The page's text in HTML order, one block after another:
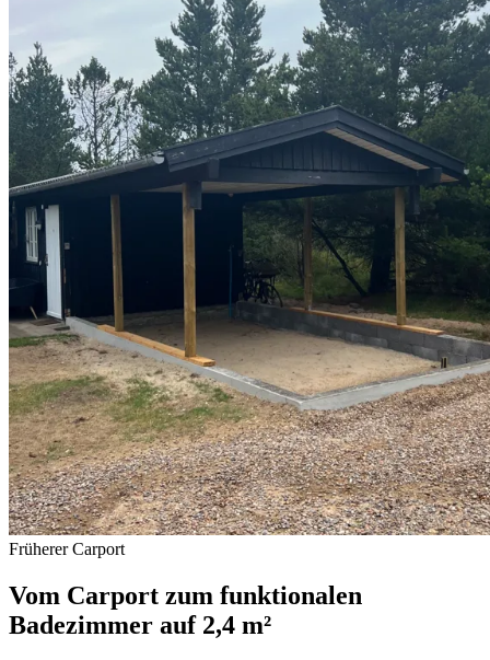
Früherer Carport
Vom Carport zum funktionalen
Badezimmer auf 2,4 m²